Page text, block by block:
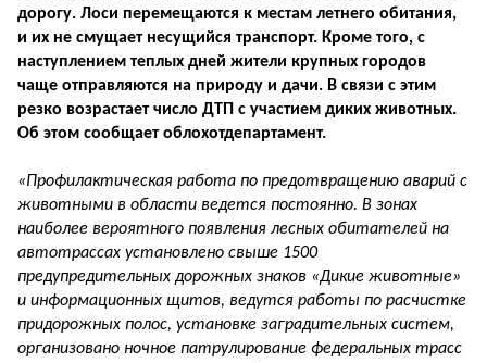
дорогу. Лоси перемещаются к местам летнего обитания,
и их не смущает несущийся транспорт. Кроме того, с
наступлением теплых дней жители крупных городов
чаще отправляются на природу и дачи. В связи с этим
резко возрастает число ДТП с участием диких животных.
Об этом сообщает облохотдепартамент.
«Профилактическая работа по предотвращению аварий с
животными в области ведется постоянно. В зонах
наиболее вероятного появления лесных обитателей на
автотрассах установлено свыше 1500
предупредительных дорожных знаков «Дикие животные»
и информационных щитов, ведутся работы по расчистке
придорожных полос, установке заградительных систем,
организовано ночное патрулирование федеральных трасс